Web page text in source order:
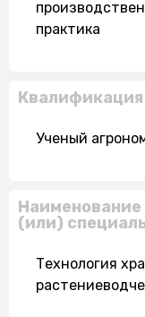
практика
Квалификация
Ученый
Наименование
(или)
Технология